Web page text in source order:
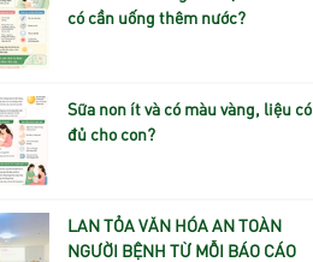
có cần uống thêm nước?
Sữa non ít và có màu vàng, liệu có
đủ cho con?
LAN TỎA VĂN HÓA AN TOÀN
NGƯỜI BỆNH TỪ MỖI BÁO CÁO